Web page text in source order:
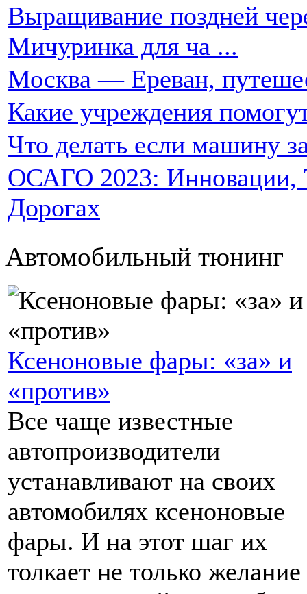
Выращивание поздней
Мичуринка для ча ...
Москва — Ереван,
Какие учреждения
Что делать если машину
ОСАГО 2023: Инновации,
Дорогах
Автомобильный тюнинг
Ксеноновые фары: «за» и
«против»
Все чаще известные
автопроизводители
устанавливают на своих
автомобилях ксеноновые
фары. И на этот шаг их
толкает не только желание